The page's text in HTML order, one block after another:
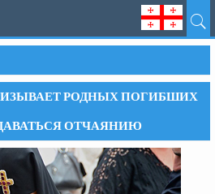
РОДНЫХ ПОГИБШИХ
ОТЧАЯНИЮ